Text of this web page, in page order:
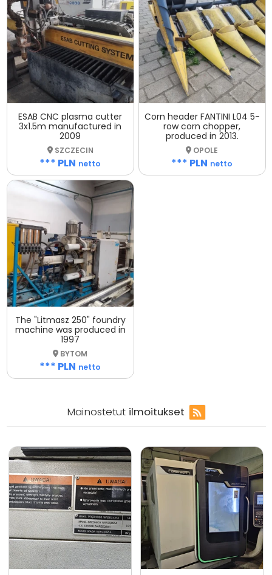
ESAB CNC plasma cutter
3x1.5m manufactured in
2009
SZCZECIN
*** PLN netto
Corn header FANTINI L04 5-
row corn chopper,
produced in 2013.
OPOLE
*** PLN netto
The "Litmasz 250" foundry
machine was produced in
1997
BYTOM
*** PLN netto
Mainostetut ilmoitukset